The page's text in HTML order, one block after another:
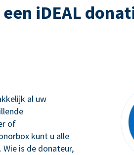
iDEAL
al uw
of
kunt u alle
is de donateur,